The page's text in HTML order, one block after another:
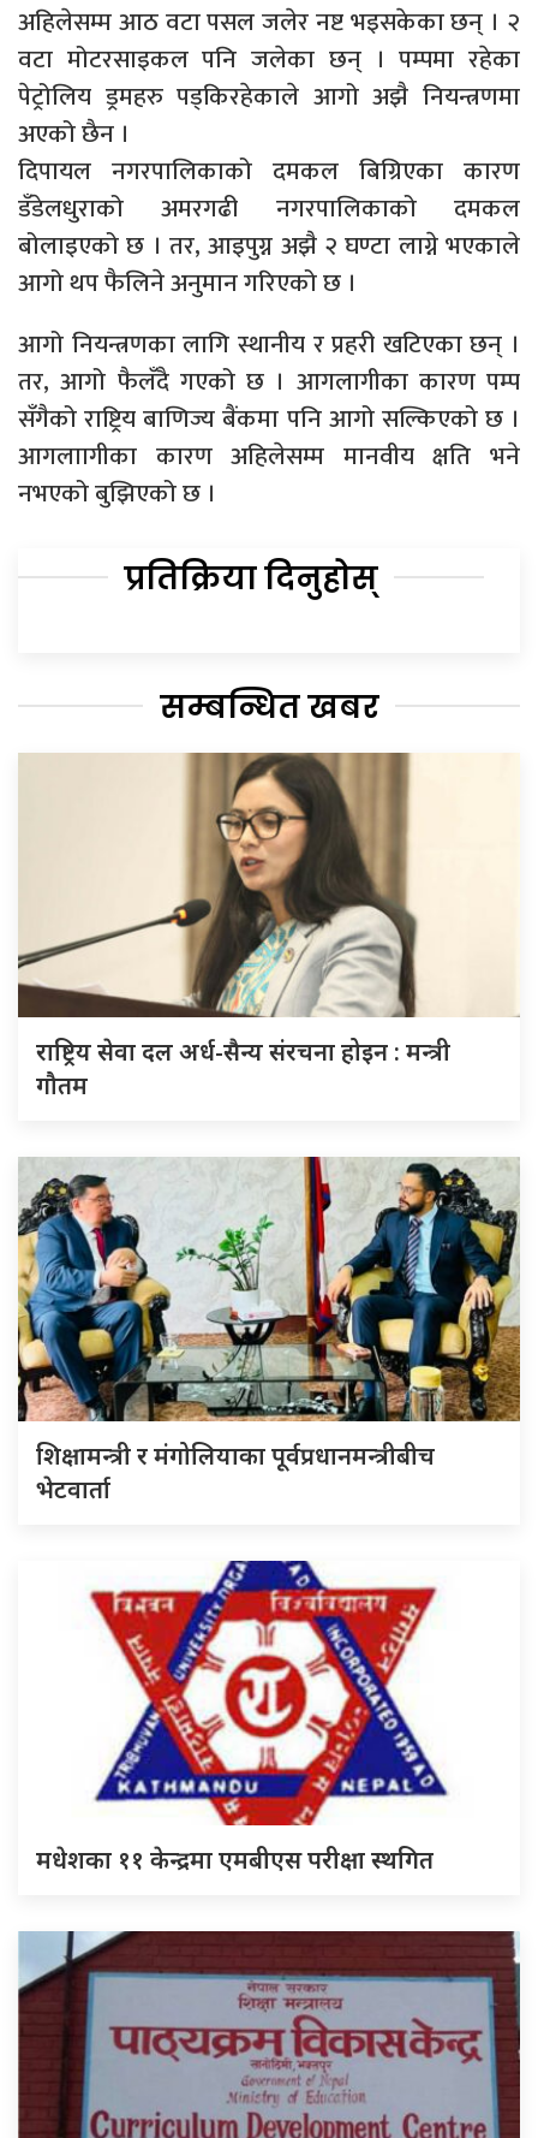
अहिलेसम्म आठ वटा पसल जलेर नष्ट भइसकेका छन् । २
वटा मोटरसाइकल पनि जलेका छन् । पम्पमा रहेका
पेट्रोलिय ड्रमहरु पड्किरहेकाले आगो अझै नियन्त्रणमा
अएको छैन ।
दिपायल नगरपालिकाको दमकल बिग्रिएका कारण
डँडेलधुराको अमरगढी नगरपालिकाको दमकल
बोलाइएको छ । तर, आइपुग्न अझै २ घण्टा लाग्ने भएकाले
आगो थप फैलिने अनुमान गरिएको छ ।
आगो नियन्त्रणका लागि स्थानीय र प्रहरी खटिएका छन् ।
तर, आगो फैलँदै गएको छ । आगलागीका कारण पम्प
सँगैको राष्ट्रिय बाणिज्य बैंकमा पनि आगो सल्किएको छ ।
आगलाागीका कारण अहिलेसम्म मानवीय क्षति भने
नभएको बुझिएको छ ।
प्रतिक्रिया दिनुहोस्
सम्बन्धित खबर
राष्ट्रिय सेवा दल अर्ध-सैन्य संरचना होइन : मन्त्री
गौतम
शिक्षामन्त्री र मंगोलियाका पूर्वप्रधानमन्त्रीबीच
भेटवार्ता
मधेशका ११ केन्द्रमा एमबीएस परीक्षा स्थगित